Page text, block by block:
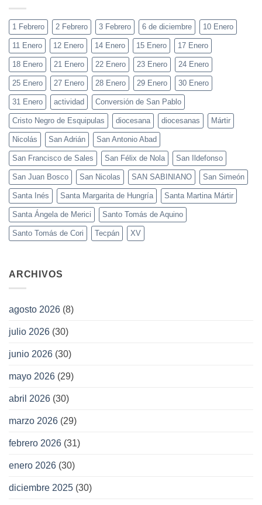
1 Febrero 2 Febrero 3 Febrero 6 de diciembre 10 Enero
11 Enero 12 Enero 14 Enero 15 Enero 17 Enero
18 Enero 21 Enero 22 Enero 23 Enero 24 Enero
25 Enero 27 Enero 28 Enero 29 Enero 30 Enero
31 Enero actividad Conversión de San Pablo
Cristo Negro de Esquipulas diocesana diocesanas Mártir
Nicolás San Adrián San Antonio Abad
San Francisco de Sales San Félix de Nola San Ildefonso
San Juan Bosco San Nicolas SAN SABINIANO San Simeón
Santa Inés Santa Margarita de Hungría Santa Martina Mártir
Santa Ángela de Merici Santo Tomás de Aquino
Santo Tomás de Cori Tecpán XV
ARCHIVOS
agosto 2026 (8)
julio 2026 (30)
junio 2026 (30)
mayo 2026 (29)
abril 2026 (30)
marzo 2026 (29)
febrero 2026 (31)
enero 2026 (30)
diciembre 2025 (30)